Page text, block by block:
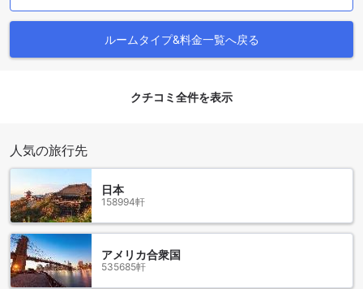
ースで、快適な滞在をサポートします。さらに、シンプルで
ありながら心地よい「Standard Single」や、上級クラスの
Agodaでの予約を通じて、ドム ジョセ ビーチホテルの客室を
に、簡単でストレスのない予約プロセスを体験できるため、
旅行計画がスムーズに進みます。美しいポルトガルの海辺で
の滞在を、ぜひAgodaでお楽しみください。
カヴァコスの魅力 - クォテーラの隠れた宝石
カヴァコスは、ポルトガルのクォテーラに位置する美しいビ
ーチで、訪れる人々に素晴らしい体験を提供します。透き通
った青い海と黄金の砂浜が広がるこのエリアは、リラックス
ルームタイプ&料金一覧へ戻る
クチコミ全件を表示
人気の旅行先
日本
158994軒
アメリカ合衆国
535685軒